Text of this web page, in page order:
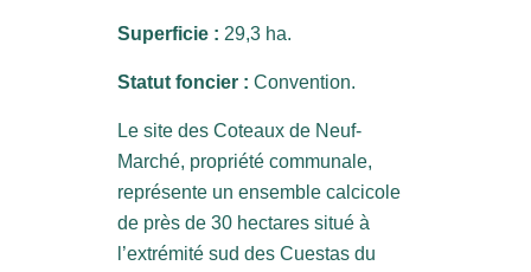
Superficie : 29,3 ha.
Statut foncier : Convention.
Le site des Coteaux de Neuf-
Marché, propriété communale,
représente un ensemble calcicole
de près de 30 hectares situé à
l’extrémité sud des Cuestas du